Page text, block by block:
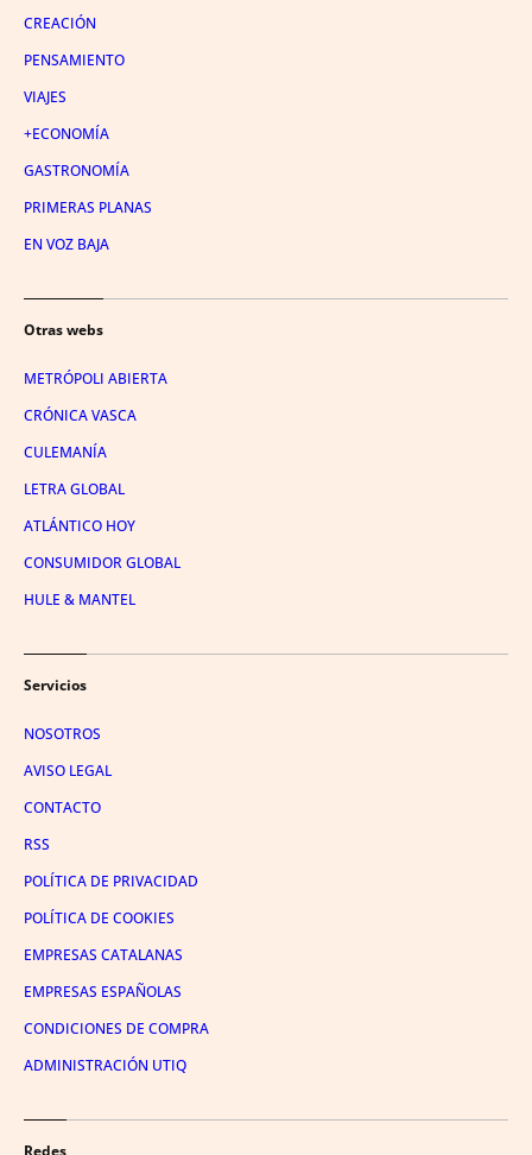
CREACIÓN
PENSAMIENTO
VIAJES
+ECONOMÍA
GASTRONOMÍA
PRIMERAS PLANAS
EN VOZ BAJA
Otras webs
METRÓPOLI ABIERTA
CRÓNICA VASCA
CULEMANÍA
LETRA GLOBAL
ATLÁNTICO HOY
CONSUMIDOR GLOBAL
HULE & MANTEL
Servicios
NOSOTROS
AVISO LEGAL
CONTACTO
RSS
POLÍTICA DE PRIVACIDAD
POLÍTICA DE COOKIES
EMPRESAS CATALANAS
EMPRESAS ESPAÑOLAS
CONDICIONES DE COMPRA
ADMINISTRACIÓN UTIQ